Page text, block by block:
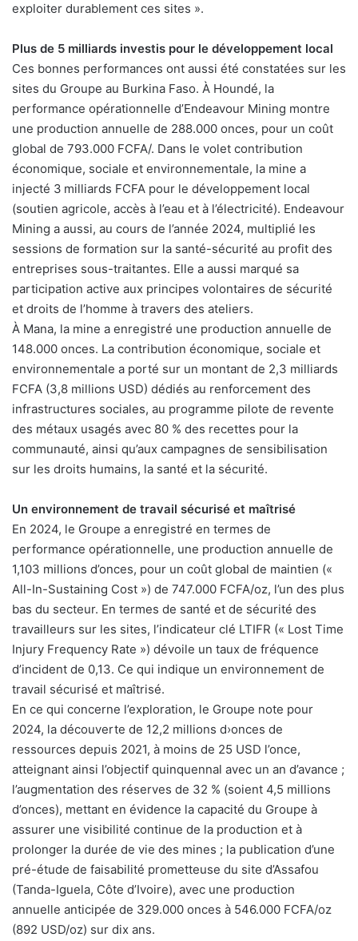
exploiter durablement ces sites ».
Plus de 5 milliards investis pour le développement local
Ces bonnes performances ont aussi été constatées sur les
sites du Groupe au Burkina Faso. À Houndé, la
performance opérationnelle d’Endeavour Mining montre
une production annuelle de 288.000 onces, pour un coût
global de 793.000 FCFA/. Dans le volet contribution
économique, sociale et environnementale, la mine a
injecté 3 milliards FCFA pour le développement local
(soutien agricole, accès à l’eau et à l’électricité). Endeavour
Mining a aussi, au cours de l’année 2024, multiplié les
sessions de formation sur la santé-sécurité au profit des
entreprises sous-traitantes. Elle a aussi marqué sa
participation active aux principes volontaires de sécurité
et droits de l’homme à travers des ateliers.
À Mana, la mine a enregistré une production annuelle de
148.000 onces. La contribution économique, sociale et
environnementale a porté sur un montant de 2,3 milliards
FCFA (3,8 millions USD) dédiés au renforcement des
infrastructures sociales, au programme pilote de revente
des métaux usagés avec 80 % des recettes pour la
communauté, ainsi qu’aux campagnes de sensibilisation
sur les droits humains, la santé et la sécurité.
Un environnement de travail sécurisé et maîtrisé
En 2024, le Groupe a enregistré en termes de
performance opérationnelle, une production annuelle de
1,103 millions d’onces, pour un coût global de maintien («
All-In-Sustaining Cost ») de 747.000 FCFA/oz, l’un des plus
bas du secteur. En termes de santé et de sécurité des
travailleurs sur les sites, l’indicateur clé LTIFR (« Lost Time
Injury Frequency Rate ») dévoile un taux de fréquence
d’incident de 0,13. Ce qui indique un environnement de
travail sécurisé et maîtrisé.
En ce qui concerne l’exploration, le Groupe note pour
2024, la découverte de 12,2 millions d›onces de
ressources depuis 2021, à moins de 25 USD l’once,
atteignant ainsi l’objectif quinquennal avec un an d’avance ;
l’augmentation des réserves de 32 % (soient 4,5 millions
d’onces), mettant en évidence la capacité du Groupe à
assurer une visibilité continue de la production et à
prolonger la durée de vie des mines ; la publication d’une
pré-étude de faisabilité prometteuse du site d’Assafou
(Tanda-Iguela, Côte d’Ivoire), avec une production
annuelle anticipée de 329.000 onces à 546.000 FCFA/oz
(892 USD/oz) sur dix ans.